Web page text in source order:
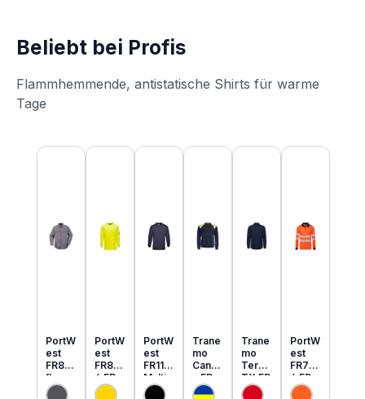
Beliebt bei Profis
Flammhemmende, antistatische Shirts für warme
Tage
Produktgalerie überspringen
PortW
est
FR89
flamm
hemm
PortW
est
FR80
6 FR
MultiN
PortW
est
FR11
Multi
Norm
Trane
mo
Cante
x FR
MultiN
Trane
mo
Tera
TX FR
leicht
PortW
est
FR73
4 FR
MultiN